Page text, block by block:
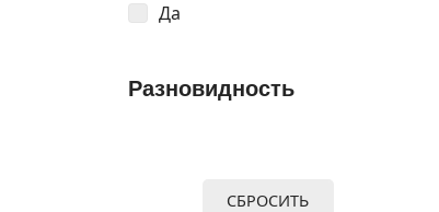
Да
Разновидность
СБРОСИТЬ